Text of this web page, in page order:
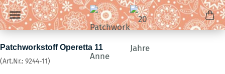
Patchworkstoff Operetta 11
(Art.Nr.: 9244-11)